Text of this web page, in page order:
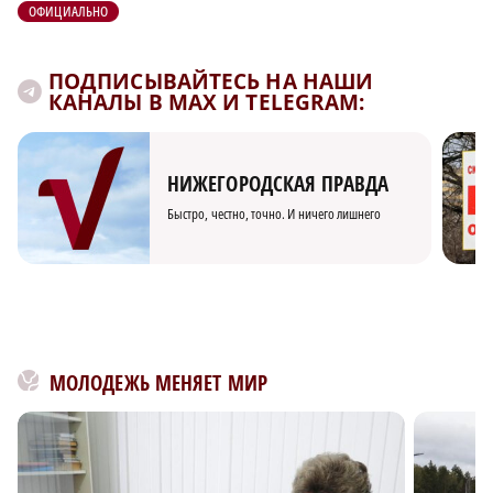
ОФИЦИАЛЬНО
ПОДПИСЫВАЙТЕСЬ НА НАШИ
КАНАЛЫ В MAX И TELEGRAM:
НИЖЕГОРОДСКАЯ ПРАВДА
Быстро, честно, точно. И ничего лишнего
МОЛОДЕЖЬ МЕНЯЕТ МИР